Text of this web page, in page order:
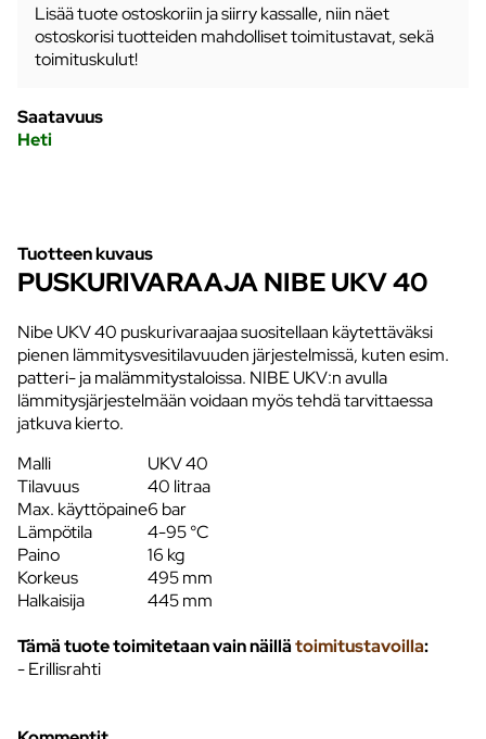
Lisää tuote ostoskoriin ja siirry kassalle, niin näet
ostoskorisi tuotteiden mahdolliset toimitustavat, sekä
toimituskulut!
Saatavuus
Heti
Tuotteen kuvaus
PUSKURIVARAAJA NIBE UKV 40
Nibe UKV 40 puskurivaraajaa suositellaan käytettäväksi
pienen lämmitysvesitilavuuden järjestelmissä, kuten esim.
patteri- ja malämmitystaloissa. NIBE UKV:n avulla
lämmitysjärjestelmään voidaan myös tehdä tarvittaessa
jatkuva kierto.
Malli
UKV 40
Tilavuus
40 litraa
Max. käyttöpaine6 bar
Lämpötila
4-95 °C
Paino
16 kg
Korkeus
495 mm
Halkaisija
445 mm
Tämä tuote toimitetaan vain näillätoimitustavoilla:
- Erillisrahti